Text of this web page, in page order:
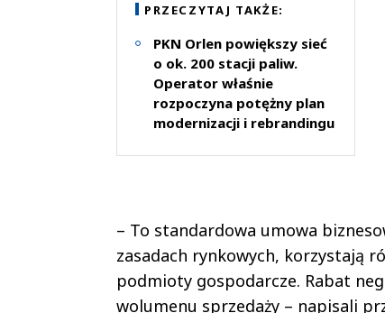
PRZECZYTAJ TAKŻE:
PKN Orlen powiększy sieć
o ok. 200 stacji paliw.
Operator właśnie
rozpoczyna potężny plan
modernizacji i rebrandingu
– To standardowa umowa
zasadach rynkowych, korzystają
podmioty gospodarcze. Rabat
wolumenu sprzedaży – napisali